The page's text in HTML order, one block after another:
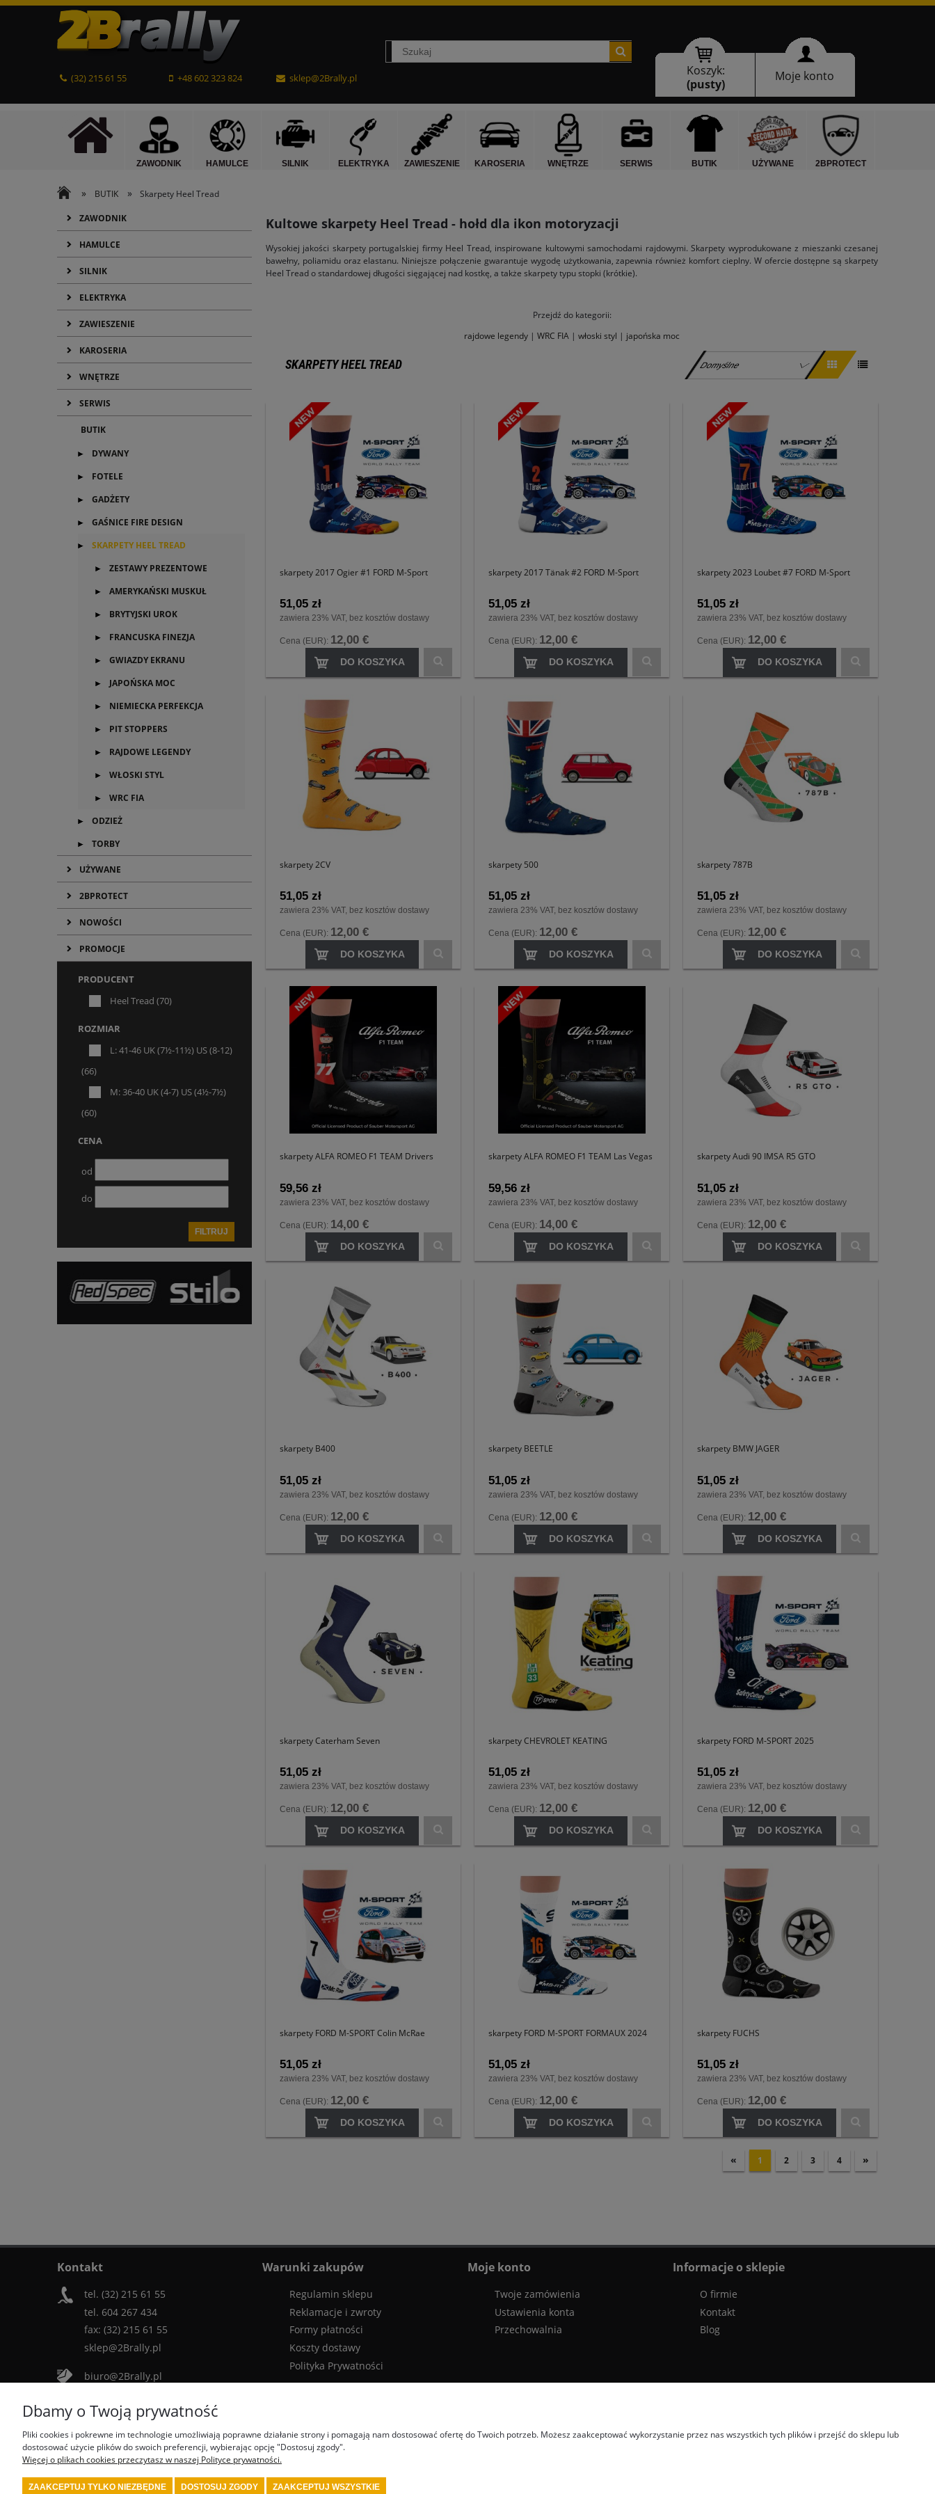
(32) 215 61 55 +48 602 323 824 sklep@2Brally.pl
Koszyk:
(pusty)
Moje konto
ZAWODNIK HAMULCE SILNIK ELEKTRYKA ZAWIESZENIE KAROSERIA WNĘTRZE SERWIS BUTIK UŻYWANE 2BPROTECT
» BUTIK » Skarpety Heel Tread
ZAWODNIK
HAMULCE
SILNIK
ELEKTRYKA
ZAWIESZENIE
KAROSERIA
WNĘTRZE
SERWIS
BUTIK
DYWANY
FOTELE
GADŻETY
GAŚNICE FIRE DESIGN
SKARPETY HEEL TREAD
ZESTAWY PREZENTOWE
AMERYKAŃSKI MUSKUŁ
BRYTYJSKI UROK
FRANCUSKA FINEZJA
GWIAZDY EKRANU
JAPOŃSKA MOC
NIEMIECKA PERFEKCJA
PIT STOPPERS
RAJDOWE LEGENDY
WŁOSKI STYL
WRC FIA
ODZIEŻ
TORBY
UŻYWANE
2BPROTECT
NOWOŚCI
PROMOCJE
PRODUCENT
Heel Tread (70)
ROZMIAR
L: 41-46 UK (7½-11½) US (8-12)
(66)
M: 36-40 UK (4-7) US (4½-7½)
(60)
CENA
od
do
FILTRUJ
Kultowe skarpety Heel Tread - hołd dla ikon motoryzacji
Wysokiej jakości skarpety portugalskiej firmy Heel Tread, inspirowane kultowymi samochodami rajdowymi. Skarpety wyprodukowane z mieszanki czesanej
bawełny, poliamidu oraz elastanu. Niniejsze połączenie gwarantuje wygodę użytkowania, zapewnia również komfort cieplny. W ofercie dostępne są skarpety
Heel Tread o standardowej długości sięgającej nad kostkę, a także skarpety typu stopki (krótkie).
Przejdź do kategorii:
rajdowe legendy | WRC FIA | włoski styl | japońska moc
SKARPETY HEEL TREAD
skarpety 2017 Ogier #1 FORD M-Sport
51,05 zł
zawiera 23% VAT, bez kosztów dostawy
Cena (EUR): 12,00 €
DO KOSZYKA
skarpety 2017 Tänak #2 FORD M-Sport
51,05 zł
zawiera 23% VAT, bez kosztów dostawy
Cena (EUR): 12,00 €
DO KOSZYKA
skarpety 2023 Loubet #7 FORD M-Sport
51,05 zł
zawiera 23% VAT, bez kosztów dostawy
Cena (EUR): 12,00 €
DO KOSZYKA
skarpety 2CV
51,05 zł
zawiera 23% VAT, bez kosztów dostawy
Cena (EUR): 12,00 €
DO KOSZYKA
skarpety 500
51,05 zł
zawiera 23% VAT, bez kosztów dostawy
Cena (EUR): 12,00 €
DO KOSZYKA
skarpety 787B
51,05 zł
zawiera 23% VAT, bez kosztów dostawy
Cena (EUR): 12,00 €
DO KOSZYKA
skarpety ALFA ROMEO F1 TEAM Drivers
59,56 zł
zawiera 23% VAT, bez kosztów dostawy
Cena (EUR): 14,00 €
DO KOSZYKA
skarpety ALFA ROMEO F1 TEAM Las Vegas
59,56 zł
zawiera 23% VAT, bez kosztów dostawy
Cena (EUR): 14,00 €
DO KOSZYKA
skarpety Audi 90 IMSA R5 GTO
51,05 zł
zawiera 23% VAT, bez kosztów dostawy
Cena (EUR): 12,00 €
DO KOSZYKA
skarpety B400
51,05 zł
zawiera 23% VAT, bez kosztów dostawy
Cena (EUR): 12,00 €
DO KOSZYKA
skarpety BEETLE
51,05 zł
zawiera 23% VAT, bez kosztów dostawy
Cena (EUR): 12,00 €
DO KOSZYKA
skarpety BMW JAGER
51,05 zł
zawiera 23% VAT, bez kosztów dostawy
Cena (EUR): 12,00 €
DO KOSZYKA
skarpety Caterham Seven
51,05 zł
zawiera 23% VAT, bez kosztów dostawy
Cena (EUR): 12,00 €
DO KOSZYKA
skarpety CHEVROLET KEATING
51,05 zł
zawiera 23% VAT, bez kosztów dostawy
Cena (EUR): 12,00 €
DO KOSZYKA
skarpety FORD M-SPORT 2025
51,05 zł
zawiera 23% VAT, bez kosztów dostawy
Cena (EUR): 12,00 €
DO KOSZYKA
skarpety FORD M-SPORT Colin McRae
51,05 zł
zawiera 23% VAT, bez kosztów dostawy
Cena (EUR): 12,00 €
DO KOSZYKA
skarpety FORD M-SPORT FORMAUX 2024
51,05 zł
zawiera 23% VAT, bez kosztów dostawy
Cena (EUR): 12,00 €
DO KOSZYKA
skarpety FUCHS
51,05 zł
zawiera 23% VAT, bez kosztów dostawy
Cena (EUR): 12,00 €
DO KOSZYKA
« 1 2 3 4 »
Kontakt
tel. (32) 215 61 55
tel. 604 267 434
fax: (32) 215 61 55
sklep@2Brally.pl
biuro@2Brally.pl
Warunki zakupów
Regulamin sklepu
Reklamacje i zwroty
Formy płatności
Koszty dostawy
Polityka Prywatności
Moje konto
Twoje zamówienia
Ustawienia konta
Przechowalnia
Informacje o sklepie
O firmie
Kontakt
Blog
Najczęściej wyszukiwane produkty:
Dbamy o Twoją prywatność
Pliki cookies i pokrewne im technologie umożliwiają poprawne działanie strony i pomagają nam dostosować ofertę do Twoich potrzeb. Możesz zaakceptować wykorzystanie przez nas wszystkich tych plików i przejść do sklepu lub
dostosować użycie plików do swoich preferencji, wybierając opcję "Dostosuj zgody".
Więcej o plikach cookies przeczytasz w naszej Polityce prywatności.
ZAAKCEPTUJ TYLKO NIEZBĘDNE DOSTOSUJ ZGODY ZAAKCEPTUJ WSZYSTKIE